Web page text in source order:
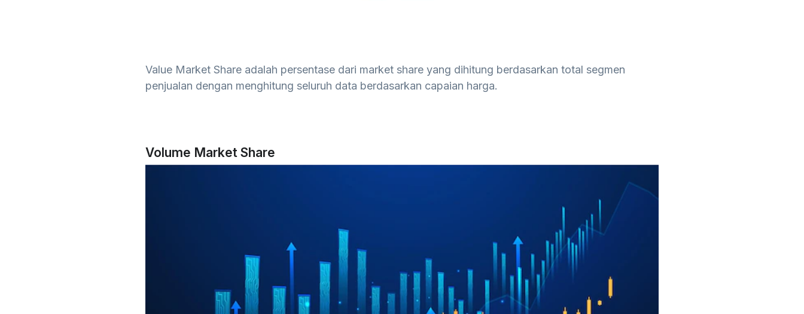
Value Market Share adalah persentase dari market share yang dihitung berdasarkan total segmen
penjualan dengan menghitung seluruh data berdasarkan capaian harga.
Volume Market Share